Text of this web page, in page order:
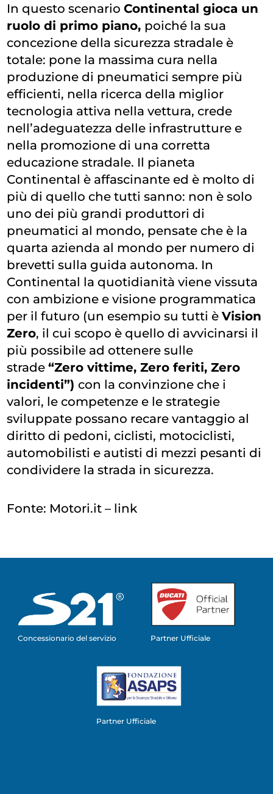
In questo scenarioContinental gioca un
ruolo di primo piano, poiché la sua
concezione della sicurezza stradale è
totale: pone la massima cura nella
produzione di pneumatici sempre più
efficienti, nella ricerca della miglior
tecnologia attiva nella vettura, crede
nell’adeguatezza delle infrastrutture e
nella promozione di una corretta
educazione stradale. Il pianeta
Continental è affascinante ed è molto di
più di quello che tutti sanno: non è solo
uno dei più grandi produttori di
pneumatici al mondo, pensate che è la
quarta azienda al mondo per numero di
brevetti sulla guida autonoma. In
Continental la quotidianità viene vissuta
con ambizione e visione programmatica
per il futuro (un esempio su tutti èVision
Zero, il cui scopo è quello di avvicinarsi il
più possibile ad ottenere sulle
strade“Zero vittime, Zero feriti, Zero
incidenti”)con la convinzione che i
valori, le competenze e le strategie
sviluppate possano recare vantaggio al
diritto di pedoni, ciclisti, motociclisti,
automobilisti e autisti di mezzi pesanti di
condividere la strada in sicurezza.
Fonte: Motori.it – link
Concessionario del servizio Partner Ufficiale
Partner Ufficiale